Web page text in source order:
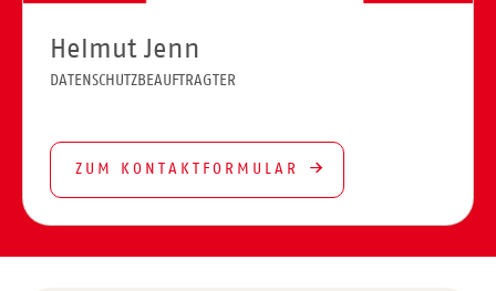
Helmut Jenn
DATENSCHUTZBEAUFTRAGTER
ZUM KONTAKTFORMULAR